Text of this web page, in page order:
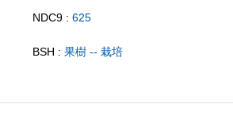
NDC9 : 625
BSH : 果樹 -- 栽培